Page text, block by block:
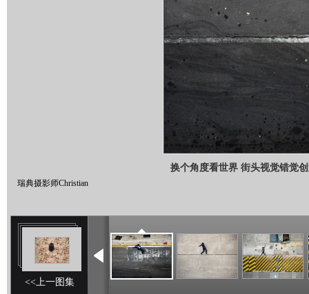
换个角度看世界 街头视觉错觉
瑞典摄影师Christian
<<上一图集